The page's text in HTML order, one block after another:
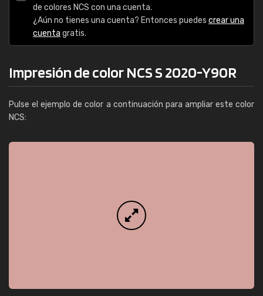
de colores NCS con una cuenta.
¿Aún no tienes una cuenta? Entonces puedes crear una
cuenta gratis.
Impresión de color NCS S 2020-Y90R
Pulse el ejemplo de color a continuación para ampliar este color
NCS: